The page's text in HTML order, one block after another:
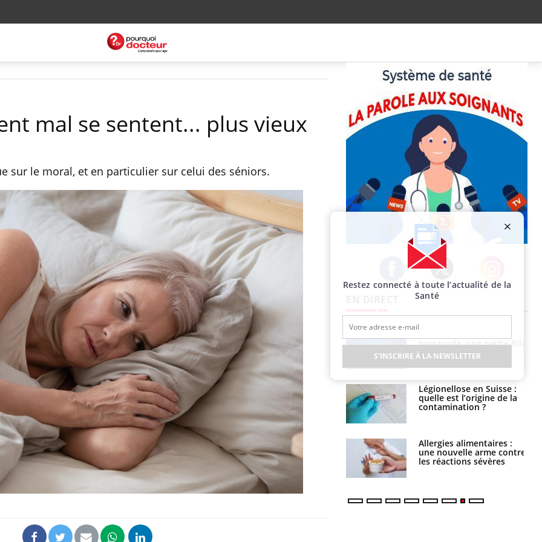
mal se sentent... plus vieux
sur le moral, et en particulier sur celui des séniors.
Facebook Twitter Instagram
Fortes chaleurs :
pourquoi le risque de
noyade grimpe-t-il ?
Le Viagra pourrait-il
freiner la propagation du
cancer ?
Pourquoi manger moins
de protéines pourrait
finalement être bénéfique
Grossesse et chaleur : ce
que dit la science
Le smartphone nuit-il à
l'apprentissage de la
vacances, elle reste dans
le coma pendant 42 jours
barracuda, une petite fille
secourue grâce à un
réflexe essentiel
Légionellose en Suisse :
quelle est l’origine de la
contamination ?
Allergies alimentaires :
une nouvelle arme contre
les réactions sévères
Restez connecté à toute l’actualité de la
Santé
S'INSCRIRE À LA NEWSLETTER